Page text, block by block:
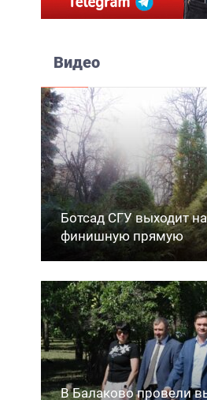
Видео
Ботсад СГУ выходит на
финишную прямую
В Балаково провели